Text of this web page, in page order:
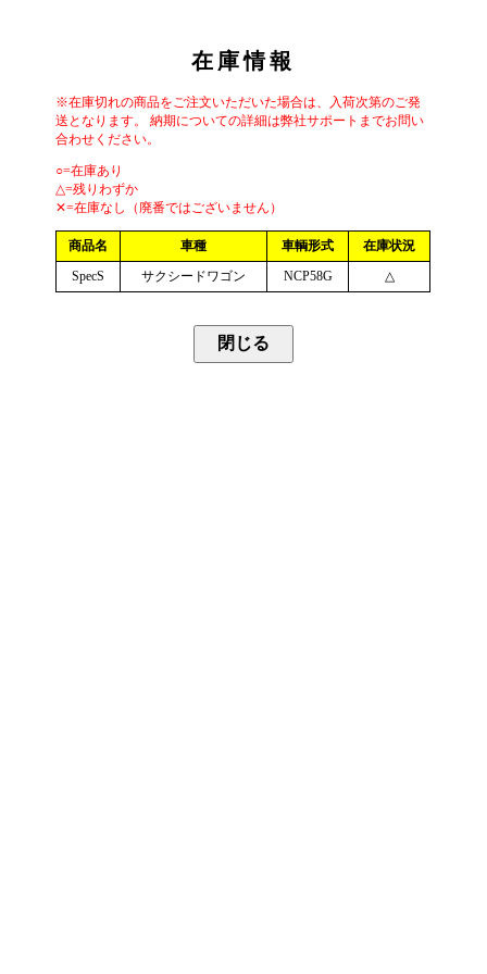
在庫情報
※在庫切れの商品をご注文いただいた場合は、入荷次第のご発
送となります。 納期についての詳細は弊社サポートまでお問い
合わせください。
○=在庫あり
△=残りわずか
✕=在庫なし（廃番ではございません）
商品名 車種 車輌形式
在庫状況
SpecS
サクシードワゴン NCP58G △